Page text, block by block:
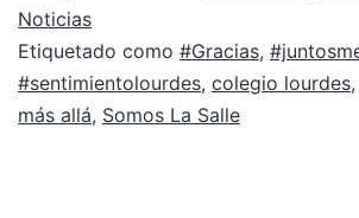
Noticias
Etiquetado como #Gracias,
#sentimientolourdes, colegio lourdes,
más allá, Somos La Salle